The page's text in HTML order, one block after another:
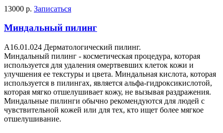
13000 р. Записаться
Миндальный пилинг
A16.01.024 Дерматологический пилинг.
Миндальный пилинг - косметическая процедура, которая
используется для удаления омертвевших клеток кожи и
улучшения ее текстуры и цвета. Миндальная кислота, которая
используется в пилингах, является альфа-гидроксикислотой,
которая мягко отшелушивает кожу, не вызывая раздражения.
Миндальные пилинги обычно рекомендуются для людей с
чувствительной кожей или для тех, кто ищет более мягкое
отшелушивание.